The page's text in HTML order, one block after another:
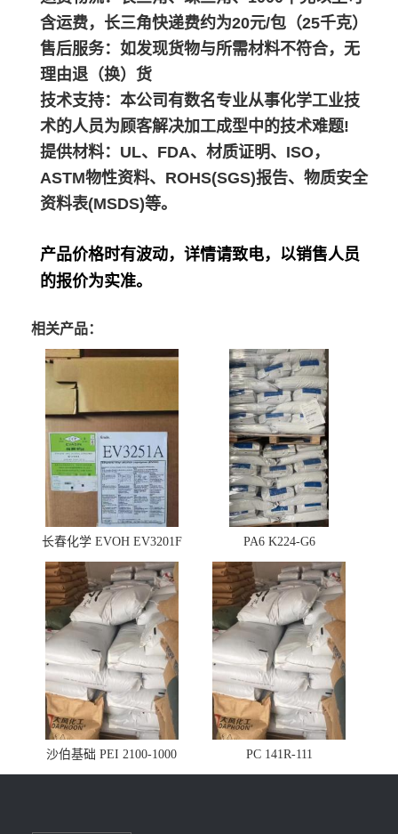
含运费，长三角快递费约为20元/包（25千克）
售后服务：如发现货物与所需材料不符合，无
理由退（换）货
技术支持：本公司有数名专业从事化学工业技
术的人员为顾客解决加工成型中的技术难题!
提供材料：UL、FDA、材质证明、ISO，
ASTM物性资料、ROHS(SGS)报告、物质安全
资料表(MSDS)等。
产品价格时有波动，详情请致电，以销售人员
的报价为实准。
相关产品：
长春化学 EVOH EV3201F PA6 K224-G6
沙伯基础 PEI 2100-1000 PC 141R-111